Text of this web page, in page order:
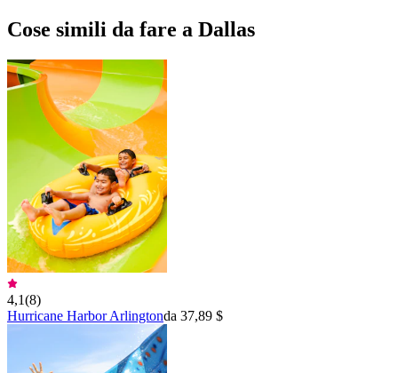
Cose simili da fare a Dallas
4,1(8)
Hurricane Harbor Arlingtonda 37,89 $